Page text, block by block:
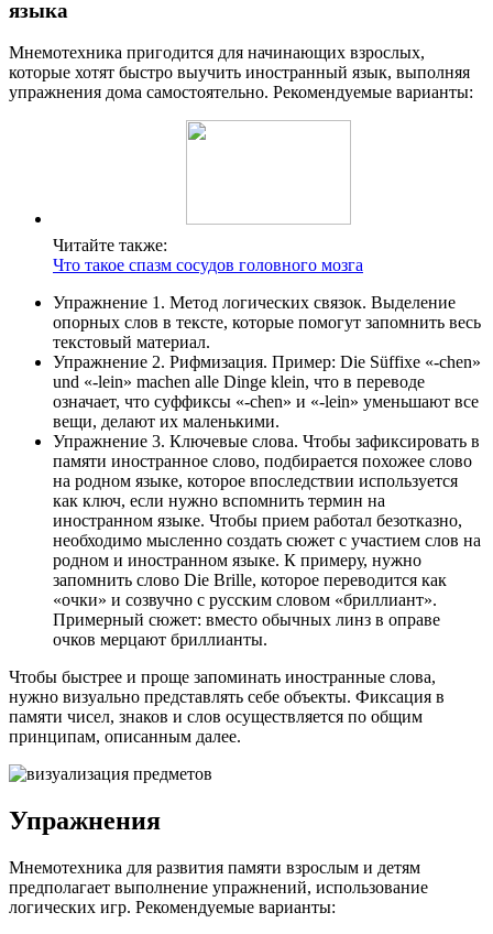
языка
Мнемотехника пригодится для начинающих взрослых,
которые хотят быстро выучить иностранный язык, выполняя
упражнения дома самостоятельно. Рекомендуемые варианты:
Читайте также:
Что такое спазм сосудов головного мозга
Упражнение 1. Метод логических связок. Выделение
опорных слов в тексте, которые помогут запомнить весь
текстовый материал.
Упражнение 2. Рифмизация. Пример: Die Süffixe «-chen»
und «-lein» machen alle Dinge klein, что в переводе
означает, что суффиксы «-chen» и «-lein» уменьшают все
вещи, делают их маленькими.
Упражнение 3. Ключевые слова. Чтобы зафиксировать в
памяти иностранное слово, подбирается похожее слово
на родном языке, которое впоследствии используется
как ключ, если нужно вспомнить термин на
иностранном языке. Чтобы прием работал безотказно,
необходимо мысленно создать сюжет с участием слов на
родном и иностранном языке. К примеру, нужно
запомнить слово Die Brille, которое переводится как
«очки» и созвучно с русским словом «бриллиант».
Примерный сюжет: вместо обычных линз в оправе
очков мерцают бриллианты.
Чтобы быстрее и проще запоминать иностранные слова,
нужно визуально представлять себе объекты. Фиксация в
памяти чисел, знаков и слов осуществляется по общим
принципам, описанным далее.
Упражнения
Мнемотехника для развития памяти взрослым и детям
предполагает выполнение упражнений, использование
логических игр. Рекомендуемые варианты: